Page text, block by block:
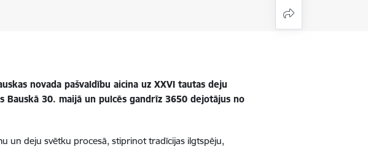
novada pašvaldību aicina uzXXVI tautas deju
30. maijā un pulcēs gandrīz 3650 dejotājus no
un deju svētku procesā, stiprinot tradīcijas ilgtspēju,